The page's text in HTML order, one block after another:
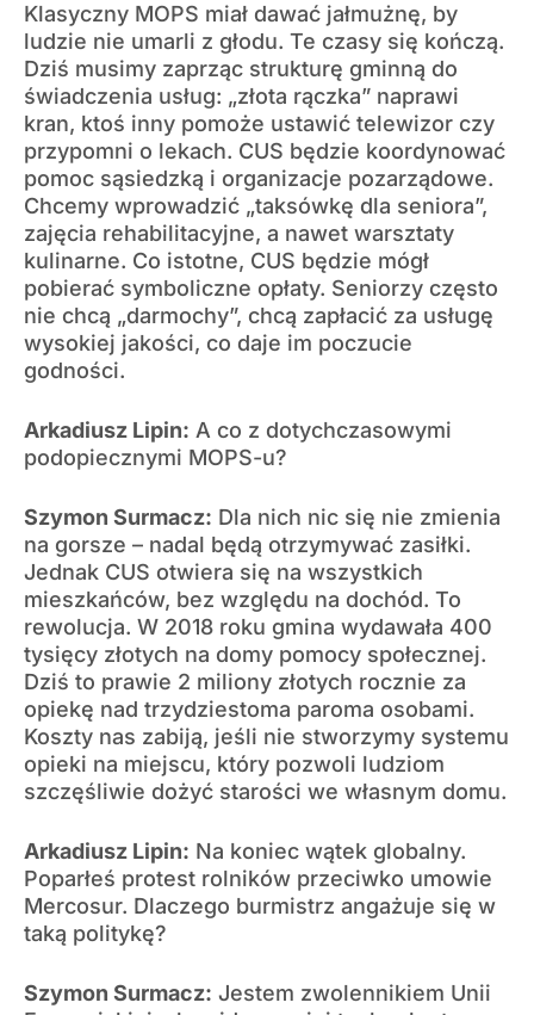
Klasyczny MOPS miał dawać jałmużnę, by
ludzie nie umarli z głodu. Te czasy się kończą.
Dziś musimy zaprząc strukturę gminną do
świadczenia usług: „złota rączka” naprawi
kran, ktoś inny pomoże ustawić telewizor czy
przypomni o lekach. CUS będzie koordynować
pomoc sąsiedzką i organizacje pozarządowe.
Chcemy wprowadzić „taksówkę dla seniora”,
zajęcia rehabilitacyjne, a nawet warsztaty
kulinarne. Co istotne, CUS będzie mógł
pobierać symboliczne opłaty. Seniorzy często
nie chcą „darmochy”, chcą zapłacić za usługę
wysokiej jakości, co daje im poczucie
godności.
Arkadiusz Lipin: A co z dotychczasowymi
podopiecznymi MOPS-u?
Szymon Surmacz: Dla nich nic się nie zmienia
na gorsze – nadal będą otrzymywać zasiłki.
Jednak CUS otwiera się na wszystkich
mieszkańców, bez względu na dochód. To
rewolucja. W 2018 roku gmina wydawała 400
tysięcy złotych na domy pomocy społecznej.
Dziś to prawie 2 miliony złotych rocznie za
opiekę nad trzydziestoma paroma osobami.
Koszty nas zabiją, jeśli nie stworzymy systemu
opieki na miejscu, który pozwoli ludziom
szczęśliwie dożyć starości we własnym domu.
Arkadiusz Lipin: Na koniec wątek globalny.
Poparłeś protest rolników przeciwko umowie
Mercosur. Dlaczego burmistrz angażuje się w
taką politykę?
Szymon Surmacz: Jestem zwolennikiem Unii